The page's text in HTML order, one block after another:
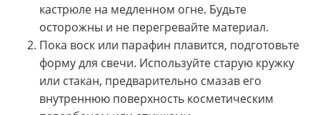
кастрюле на медленном огне. Будьте
осторожны и не перегревайте материал.
Пока воск или парафин плавится, подготовьте
форму для свечи. Используйте старую кружку
или стакан, предварительно смазав его
внутреннюю поверхность косметическим